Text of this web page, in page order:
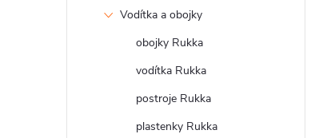
Vodítka a obojky
obojky Rukka
vodítka Rukka
postroje Rukka
plastenky Rukka